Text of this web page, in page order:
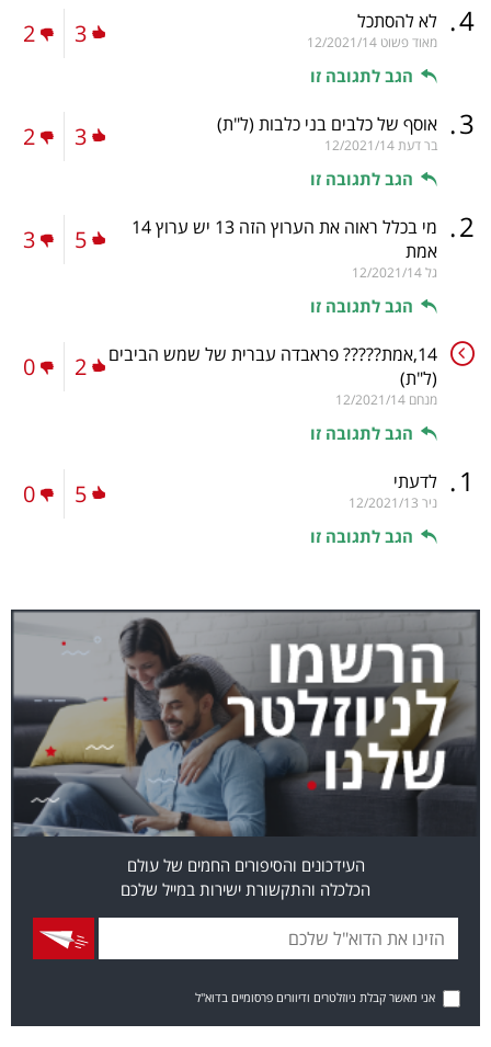
4
. לא להסתכל
מאוד פשוט 12/2021/14
הגב לתגובה זו
3
2
3
. אוסף של כלבים בני כלבות (ל"ת)
בר דעת12/2021/14
הגב לתגובה זו
3
2
2
.
מי בכלל ראוה את הערוץ הזה 13 יש ערוץ 14
אמת
גל12/2021/14
הגב לתגובה זו
5
3
14,אמת????? פראבדה עברית של שמש הביבים
(ל"ת)
מנחם 12/2021/14
הגב לתגובה זו
2
0
1
. לדעתי
ניר 12/2021/13
הגב לתגובה זו
5
0
העידכונים והסיפורים החמים של עולם
הכלכלה והתקשורת ישירות במייל שלכם
אני מאשר קבלת ניוזלטרים ודיוורים פרסומיים בדוא"ל